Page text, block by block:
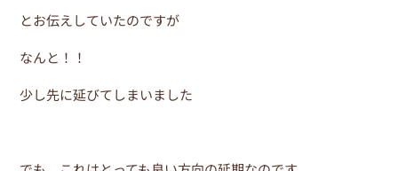
e
b
o
o
er
とお伝えしていたのですが
なんと！！
少し先に延びてしまいました